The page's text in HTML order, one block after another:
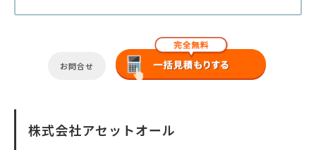
お問合せ
株式会社アセットオール